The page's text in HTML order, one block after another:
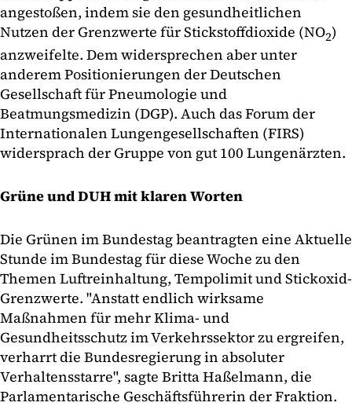
angestoßen, indem sie den gesundheitlichen
Nutzen der Grenzwerte für Stickstoffdioxide (NO2)
anzweifelte. Dem widersprechen aber unter
anderem Positionierungen der Deutschen
Gesellschaft für Pneumologie und
Beatmungsmedizin (DGP). Auch das Forum der
Internationalen Lungengesellschaften (FIRS)
widersprach der Gruppe von gut 100 Lungenärzten.
Grüne und DUH mit klaren Worten
Die Grünen im Bundestag beantragten eine Aktuelle
Stunde im Bundestag für diese Woche zu den
Themen Luftreinhaltung, Tempolimit und Stickoxid-
Grenzwerte. "Anstatt endlich wirksame
Maßnahmen für mehr Klima- und
Gesundheitsschutz im Verkehrssektor zu ergreifen,
verharrt die Bundesregierung in absoluter
Verhaltensstarre", sagte Britta Haßelmann, die
Parlamentarische Geschäftsführerin der Fraktion.